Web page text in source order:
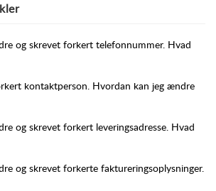
og skrevet forkert telefonnummer. Hvad
kontaktperson. Hvordan kan jeg ændre
og skrevet forkert leveringsadresse. Hvad
og skrevet forkerte faktureringsoplysninger.